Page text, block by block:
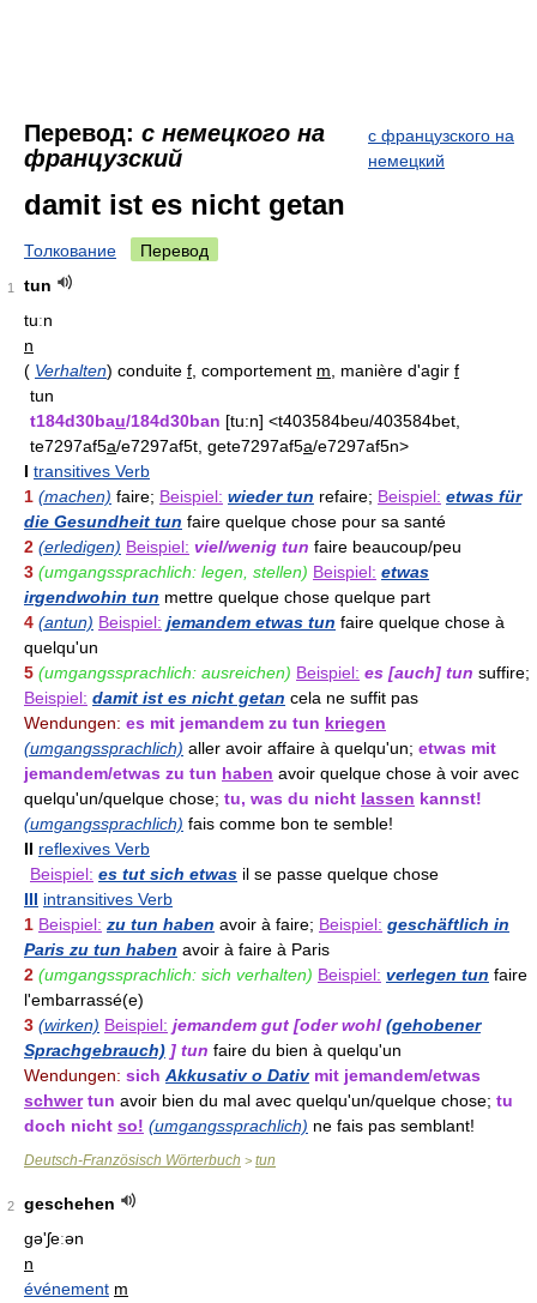
Перевод: с немецкого на
французский
с французского на
немецкий
damit ist es nicht getan
Толкование Перевод
1
tun
tuːn
n
( Verhalten) conduite f , comportement m , manière d'agir f
tun
t184d30bau/184d30ban [tu:n] <t403584beu/403584bet,
te7297af5a/e7297af5t, gete7297af5a/e7297af5n>
I transitives Verb
1 (machen) faire; Beispiel: wieder tun refaire; Beispiel: etwas für
die Gesundheit tun faire quelque chose pour sa santé
2 (erledigen) Beispiel: viel/wenig tun faire beaucoup/peu
3 (umgangssprachlich: legen, stellen) Beispiel: etwas
irgendwohin tun mettre quelque chose quelque part
4 (antun) Beispiel: jemandem etwas tun faire quelque chose à
quelqu'un
5 (umgangssprachlich: ausreichen) Beispiel: es [auch] tun suffire;
Beispiel: damit ist es nicht getan cela ne suffit pas
Wendungen: es mit jemandem zu tun kriegen
(umgangssprachlich) aller avoir affaire à quelqu'un; etwas mit
jemandem/etwas zu tun haben avoir quelque chose à voir avec
quelqu'un/quelque chose; tu, was du nicht lassen kannst!
(umgangssprachlich) fais comme bon te semble!
II reflexives Verb
Beispiel: es tut sich etwas il se passe quelque chose
III intransitives Verb
1 Beispiel: zu tun haben avoir à faire; Beispiel: geschäftlich in
Paris zu tun haben avoir à faire à Paris
2 (umgangssprachlich: sich verhalten) Beispiel: verlegen tun faire
l'embarrassé(e)
3 (wirken) Beispiel: jemandem gut [oder wohl (gehobener
Sprachgebrauch) ] tun faire du bien à quelqu'un
Wendungen: sich Akkusativ o Dativmit jemandem/etwas
schwertun avoir bien du mal avec quelqu'un/quelque chose; tu
doch nicht so! (umgangssprachlich) ne fais pas semblant!
Deutsch-Französisch Wörterbuch > tun
2
geschehen
gə'ʃeːən
n
événement m